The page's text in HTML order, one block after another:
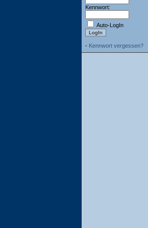
Kennwort:
Auto-LogIn
- Kennwort vergessen?